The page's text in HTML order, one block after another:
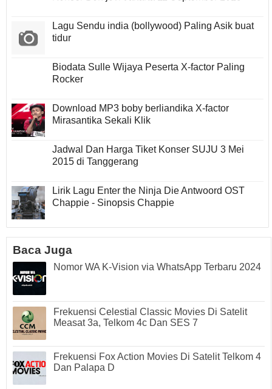
Lagu Sendu india (bollywood) Paling Asik buat
tidur
Biodata Sulle Wijaya Peserta X-factor Paling
Rocker
Download MP3 boby berliandika X-factor
Mirasantika Sekali Klik
Jadwal Dan Harga Tiket Konser SUJU 3 Mei
2015 di Tanggerang
Lirik Lagu Enter the Ninja Die Antwoord OST
Chappie - Sinopsis Chappie
Baca Juga
Nomor WA K-Vision via WhatsApp Terbaru 2024
Frekuensi Celestial Classic Movies Di Satelit
Measat 3a, Telkom 4c Dan SES 7
Frekuensi Fox Action Movies Di Satelit Telkom 4
Dan Palapa D